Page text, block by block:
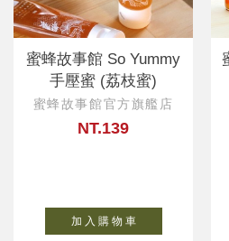
蜜蜂故事館 So Yummy
手壓蜜 (荔枝蜜)
蜜蜂故事館官方旗艦店
NT.139
加 入 購 物 車